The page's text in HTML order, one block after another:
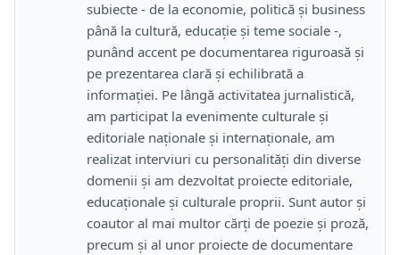
subiecte - de la economie, politică și business
până la cultură, educație și teme sociale -,
punând accent pe documentarea riguroasă și
pe prezentarea clară și echilibrată a
informației. Pe lângă activitatea jurnalistică,
am participat la evenimente culturale și
editoriale naționale și internaționale, am
realizat interviuri cu personalități din diverse
domenii și am dezvoltat proiecte editoriale,
educaționale și culturale proprii. Sunt autor și
coautor al mai multor cărți de poezie și proză,
precum și al unor proiecte de documentare